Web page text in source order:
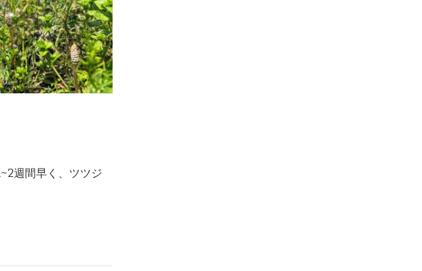
週間早く、ツツジ